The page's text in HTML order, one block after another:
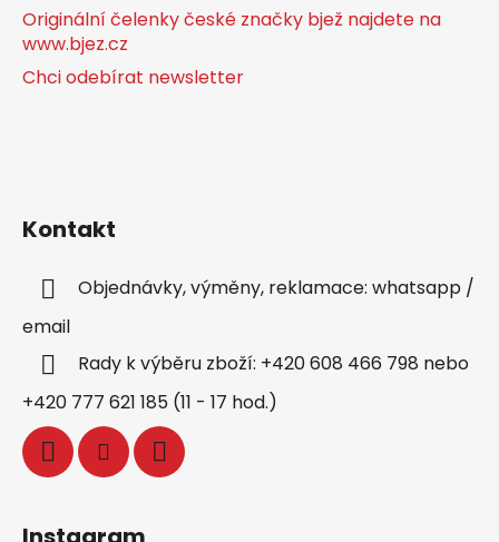
Originální čelenky české značky bjež najdete na
www.bjez.cz
Chci odebírat newsletter
Kontakt
Objednávky, výměny, reklamace: whatsapp /
email
Rady k výběru zboží: +420 608 466 798 nebo
+420 777 621 185 (11 - 17 hod.)